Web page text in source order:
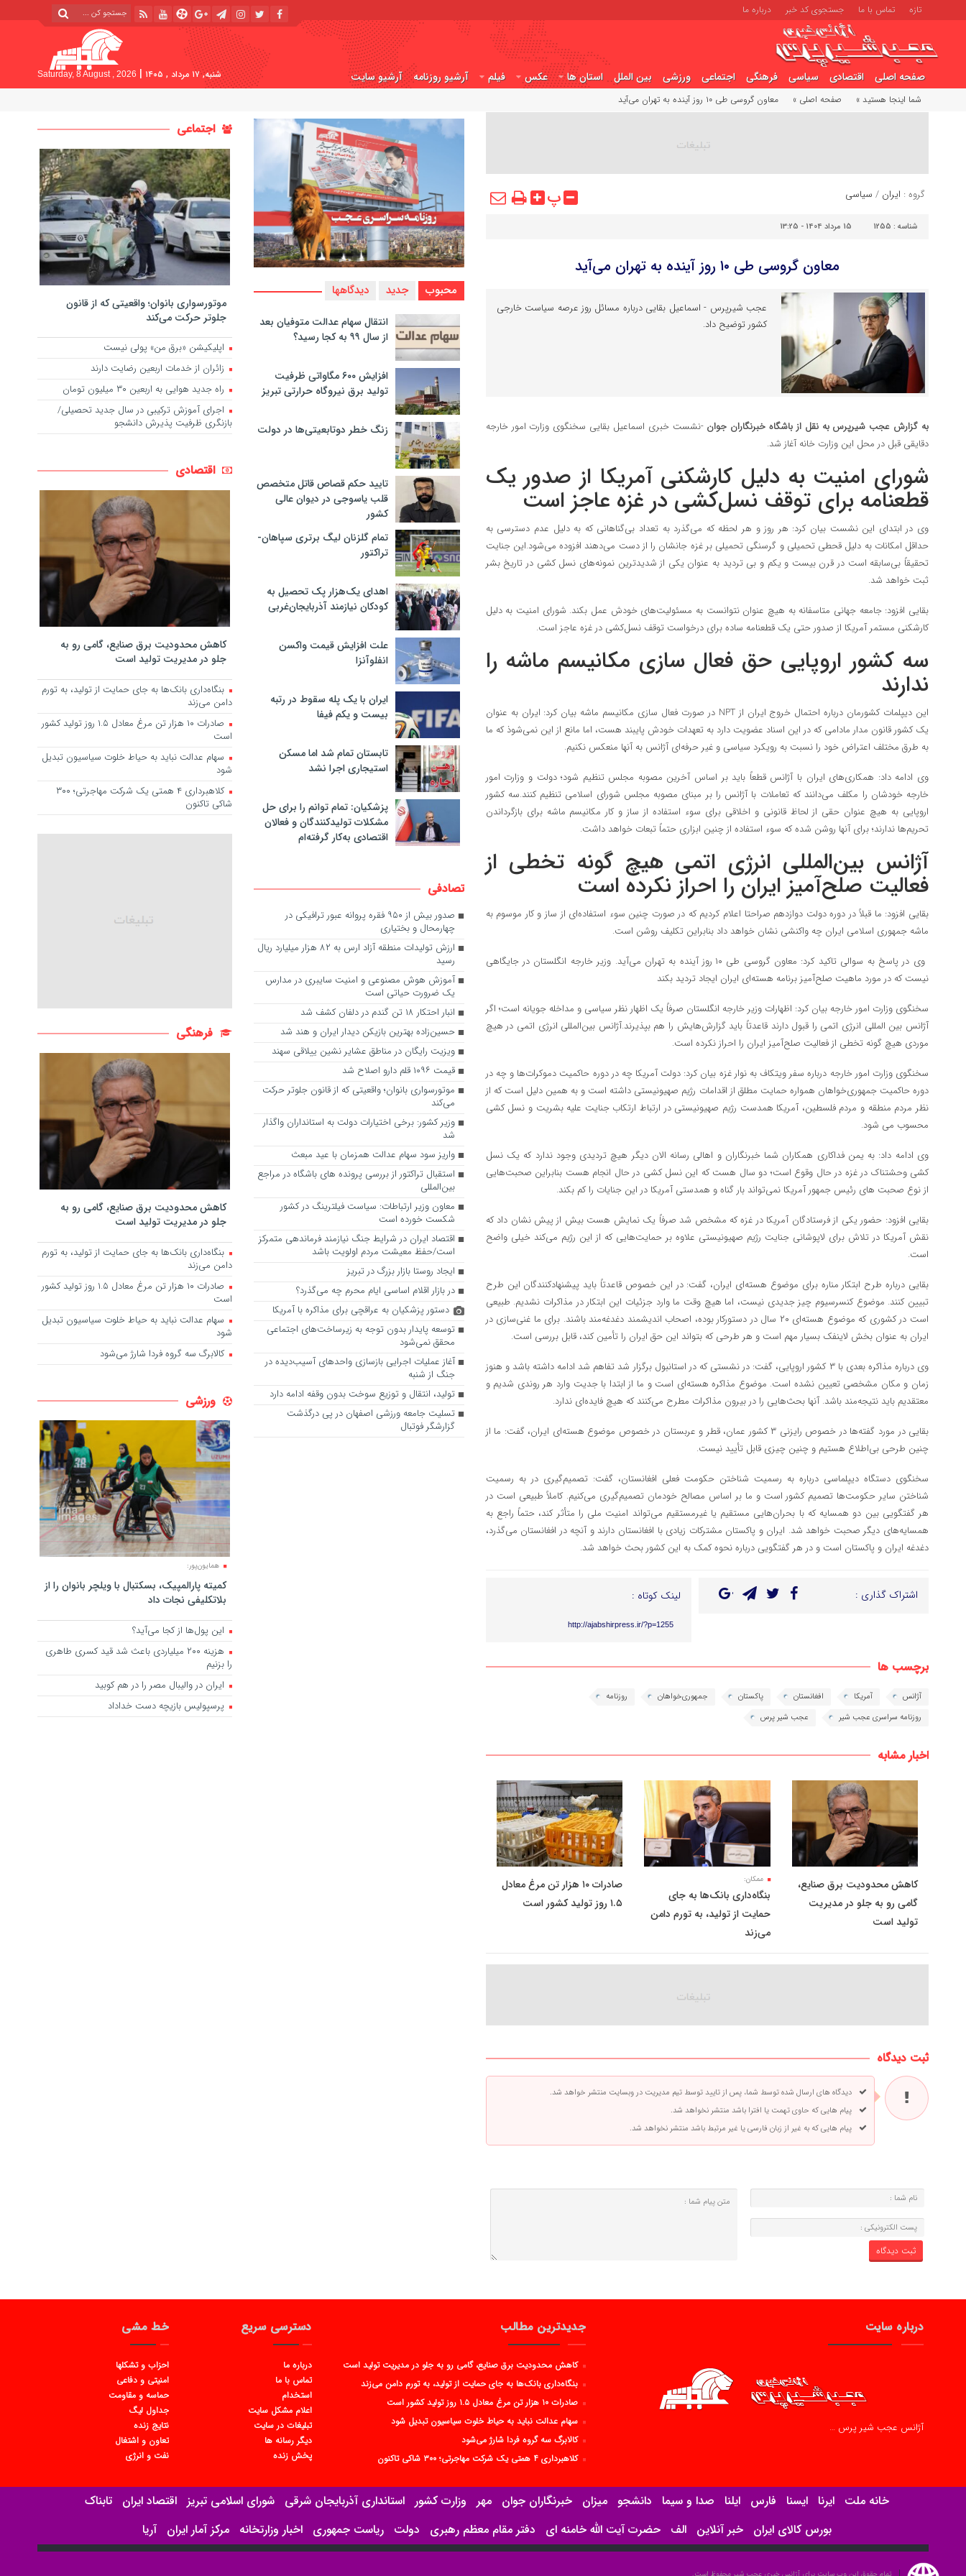
تازه تماس با ما جستجوی کد خبر درباره ما
صفحه اصلی اقتصادی سیاسی فرهنگی اجتماعی ورزشی بین الملل استان ها عکس فیلم آرشیو روزنامه آرشیو سایت شنبه, ۱۷ مرداد , ۱۴۰۵ |
Saturday, 8 August , 2026
شما اینجا هستید » صفحه اصلی » معاون گروسی طی ۱۰ روز آینده به تهران می‌آید
گروه : ایران / سیاسی پ
شناسه : 1255 15 مرداد 1404 - 13:25
معاون گروسی طی ۱۰ روز آینده به تهران می‌آید
عجب شیرپرس - اسماعیل بقایی درباره مسائل روز عرصه سیاست خارجی
کشور توضیح داد.
به گزارش عجب شیرپرس به نقل از باشگاه خبرنگاران جوان -نشست خبری اسماعیل بقایی سخنگوی وزارت امور خارجه
دقایقی قبل در محل این وزارت خانه آغاز شد.
شورای امنیت به دلیل کارشکنی آمریکا از صدور یک
قطعنامه برای توقف نسل‌کشی در غزه عاجز است
وی در ابتدای این نشست بیان کرد: هر روز و هر لحظه که می‌گذرد به تعداد بی‌گناهانی که به دلیل عدم دسترسی به
حداقل امکانات به دلیل قحطی تحمیلی و گرسنگی تحمیلی بر غزه جانشان را از دست می‌دهند افزوده می‌شود.این جنایت
تحقیقاً بی‌سابقه است در قرن بیست و یکم و بی تردید به عنوان یکی از شدیدترین نمونه‌های نسل کشی در تاریخ بشر
ثبت خواهد شد.
بقایی افزود: جامعه جهانی متاسفانه به هیچ عنوان نتوانست به مسئولیت‌های خودش عمل بکند. شورای امنیت به دلیل
کارشکنی مستمر آمریکا از صدور حتی یک قطعنامه ساده برای درخواست توقف نسل‌کشی در غزه عاجز است.
سه کشور اروپایی حق فعال سازی مکانیسم ماشه را
ندارند
این دیپلمات کشورمان درباره احتمال خروج ایران از NPT در صورت فعال سازی مکانیسم ماشه بیان کرد: ایران به عنوان
یک کشور قانون مدار مادامی که در این اسناد عضویت دارد به تعهدات خودش پایبند هست، اما مانع از این نمی‌شوذ که ما
به طرق مختلف اعتراض خود را نسبت به رویکرد سیاسی و غیر حرفه‌ای آژانس به آنها منعکس نکنیم.
وی ادامه داد: همکاری‌های ایران با آژانس قطعاً باید بر اساس آخرین مصوبه مجلس تنظیم شود؛ دولت و وزارت امور
خارجه خودشان را مکلف می‌دانند که تعاملات با آژانس را بر مبنای مصوبه مجلس شورای اسلامی تنظیم کنند.سه کشور
اروپایی به هیچ عنوان حقی از لحاظ قانونی و اخلاقی برای سوء استفاده از ساز و کار مکانیسم ماشه برای بازگرداندن
تحریم‌ها ندارند؛ برای آنها روشن شده که سوء استفاده از چنین ابزاری حتماً تبعات خواهد داشت.
آژانس بین‌المللی انرژی اتمی هیچ گونه تخطی از
فعالیت صلح‌آمیز ایران را احراز نکرده است
بقایی افزود: ما قبلاً در دوره دولت دوازدهم صراحتا اعلام کردیم که در صورت چنین سوء استفاده‌ای از ساز و کار موسوم به
ماشه جمهوری اسلامی ایران چه واکنشی نشان خواهد داد بنابراین تکلیف روشن است.
وی در پاسخ به سوالی تاکید کرد: معاون گروسی طی ۱۰ روز آینده به تهران می‌آید. وزیر خارجه انگلستان در جایگاهی
نیست که در مورد ماهیت صلح‌آمیز برنامه هسته‌ای ایران ایجاد تردید بکند
سخنگوی وزارت امور خارجه بیان کرد: اظهارات وزیر خارجه انگلستان صرفاً یک اظهار نظر سیاسی و مداخله جویانه است؛ اگر
آژانس بین المللی انرژی اتمی را قبول دارند قاعدتاً باید گزارش‌هایش را هم بپذیرند.آژانس بین‌المللی انرژی اتمی در هیچ
موردی هیچ گونه تخطی از فعالیت صلح‌آمیز ایران را احراز نکرده است.
سخنگوی وزارت امور خارجه درباره سفر ویتکاف به نوار غزه بیان کرد: دولت آمریکا چه در دوره حاکمیت دموکرات‌ها و چه در
دوره حاکمیت جمهوری‌خواهان همواره حمایت مطلق از اقدامات رژیم صهیونیستی داشته است و به همین دلیل است که از
نظر مردم منطقه و مردم فلسطین، آمریکا همدست رژیم صهیونیستی در ارتباط ارتکاب جنایت علیه بشریت و نسل کشی
محسوب می شود.
وی ادامه داد: به یمن فداکاری همکاران شما خبرنگاران و اهالی رسانه الان دیگر هیچ تردیدی وجود ندارد که یک نسل
کشی وحشتناک در غزه در حال وقوع است؛ دو سال هست که این نسل کشی در حال انجام هست بنابراین صحبت‌هایی
از نوع صحبت های رئیس جمهور آمریکا نمی‌تواند بار گناه و همدستی آمریکا در این جنایات را کم بکند.
بقایی افزود: حضور یکی از فرستادگان آمریکا در غزه که مشخص شد صرفاً یک نمایش هست بیش از پیش نشان داد که
نقش آمریکا در تلاش برای لاپوشانی جنایت رژیم صهیونیستی علاوه بر حمایت‌هایی که از این رژیم می‌کند خیلی واضح
است.
بقایی درباره طرح ابتکار مناره برای موضوع هسته‌ای ایران، گفت: در این خصوص قاعدتاً باید پیشنهادکنندگان این طرح
تبیین کنند. موضوع کنسرسیوم چیز جدیدی نیست، اما هیچ وقت ما وارد جزئیات این ابتکار در مذاکرات نشدیم. طبیعی
است در کشوری که موضوع هسته‌ای ۲۰ سال در دستورکار بوده، اصحاب اندیشمند دغدغه‌مند باشند. برای ما غنی‌سازی در
ایران به عنوان بخش لاینفک بسیار مهم است و هر طرحی که بتواند این حق ایران را تأمین کند، قابل بررسی است.
وی درباره مذاکره بعدی با ۳ کشور اروپایی، گفت: در نشستی که در استانبول برگزار شد تفاهم شد ادامه داشته باشد و هنوز
زمان و مکان مشخصی تعیین نشده است. موضوع مذاکره هسته‌ای است و ما از ابتدا با جدیت وارد هر روندی شدیم و
معتقدیم باید نتیجه‌مند باشد. آنها بحث‌هایی را در بیرون مذاکرات مطرح می‌کنند که هیچ فایده‌ای ندارد.
بقایی در مورد گفته‌ها در خصوص رایزنی ۳ کشور عمان، قطر و عربستان در خصوص موضوع هسته‌ای ایران، گفت: ما از
چنین طرحی بی‌اطلاع هستیم و چنین چیزی قابل تأیید نیست.
سخنگوی دستگاه دیپلماسی درباره به رسمیت شناختن حکومت فعلی افغانستان، گفت: تصمیم‌گیری در به رسمیت
شناختن سایر حکومت‌ها تصمیم کشور است و ما بر اساس مصالح خودمان تصمیم‌گیری می‌کنیم. کاملاً طبیعی است در
هر گفتگویی بین دو همسایه که با بحران‌هایی مستقیم یا غیرمستقیم می‌تواند امنیت ملی را متأثر کند، حتماً راجع به
همسایه‌های دیگر صحبت خواهد شد. ایران و پاکستان مشترکات زیادی با افغانستان دارند و آنچه در افغانستان می‌گذرد،
دغدغه ایران و پاکستان است و در هر گفتگویی درباره نحوه کمک به این کشور بحث خواهد شد.
اشتراک گذاری : لینک کوتاه :
http://ajabshirpress.ir/?p=1255
برچسب ها
آژانس آمریکا افغانستان پاکستان جمهوری‌خواهان
روزنامه
روزنامه سراسری عجب شیر
عجب شیر پرس
اخبار مشابه
کاهش محدودیت برق صنایع،
گامی رو به جلو در مدیریت
تولید است
ممکان:
بنگاه‌داری بانک‌ها به جای
حمایت از تولید، به تورم دامن
می‌زند
صادرات ۱۰ هزار تن مرغ معادل
۱.۵ روز تولید کشور است
ثبت دیدگاه
دیدگاه های ارسال شده توسط شما، پس از تایید توسط تیم مدیریت در وبسایت منتشر خواهد شد.
پیام هایی که حاوی تهمت یا افترا باشد منتشر نخواهد شد.
پیام هایی که به غیر از زبان فارسی یا غیر مرتبط باشد منتشر نخواهد شد.
محبوب جدید دیدگاهها
انتقال سهام عدالت متوفیان بعد
از سال ۹۹ به کجا رسید؟
افزایش ۶۰۰ مگاواتی ظرفیت
تولید برق نیروگاه حرارتی تبریز
زنگ خطر دوتابعیتی‌ها در دولت
تایید حکم قصاص قاتل متخصص
قلب یاسوجی در دیوان عالی
کشور
تمام گلزنان لیگ‌ برتری سپاهان-
تراکتور
اهدای یک‌هزار پک تحصیل به
کودکان نیازمند آذربایجان‌غربی
علت افزایش قیمت واکسن
انفلوآنزا
ایران با یک پله سقوط در رتبه
بیست و یکم فیفا
تابستان تمام شد اما مسکن
استیجاری اجرا نشد
پزشکیان: تمام توانم را برای حل
مشکلات تولیدکنندگان و فعالان
اقتصادی به‌کار گرفته‌ام
تصادفی
صدور بیش از ۹۵۰ فقره پروانه عبور ترافیکی در
چهارمحال و بختیاری
ارزش تولیدات منطقه آزاد ارس به ۸۲ هزار میلیارد ریال
رسید
آموزش هوش مصنوعی و امنیت سایبری در مدارس
یک ضرورت حیاتی است
انبار احتکار ۱۸ تن گندم در دلفان کشف شد
حسین‌زاده بهترین بازیکن دیدار ایران و هند شد
ویزیت رایگان در مناطق عشایر نشین ییلاقی سهند
قیمت ۱۰۹۶ قلم دارو اصلاح شد
موتورسواری بانوان؛ واقعیتی که از قانون جلوتر حرکت
می‌کند
وزیر کشور: برخی اختیارات دولت به استانداران واگذار
شد
واریز سود سهام عدالت همزمان با عید مبعث
استقبال تراکتور از بررسی پرونده های باشگاه در مراجع
بین‌المللی
معاون وزیر ارتباطات: سیاست فیلترینگ در کشور
شکست خورده است
اقتصاد ایران در شرایط جنگ نیازمند فرماندهی متمرکز
است/حفظ معیشت مردم اولویت باشد
ایجاد روستا بازار بزرگ در تبریز
در بازار اقلام اساسی ایام محرم چه می‌گذرد؟
دستور پزشکیان به عراقچی برای مذاکره با آمریکا
توسعه پایدار بدون توجه به زیرساخت‌های اجتماعی
محقق نمی‌شود
آغاز عملیات اجرایی بازسازی واحد‌های آسیب‌دیده در
جنگ از شنبه
تولید، انتقال و توزیع سوخت بدون وقفه ادامه دارد
تسلیت جامعه ورزشی اصفهان در پی درگذشت
گزارشگر فوتبال
اجتماعی
موتورسواری بانوان؛ واقعیتی که از قانون
جلوتر حرکت می‌کند
اپلیکیشن «برق من» پولی نیست
زائران از خدمات اربعین رضایت دارند
راه جدید هوایی به اربعین ۳۰ میلیون تومان
اجرای آموزش ترکیبی در سال جدید تحصیلی/
بازنگری ظرفیت پذیرش دانشجو
اقتصادی
کاهش محدودیت برق صنایع، گامی رو به
جلو در مدیریت تولید است
بنگاه‌داری بانک‌ها به جای حمایت از تولید، به تورم
دامن می‌زند
صادرات ۱۰ هزار تن مرغ معادل ۱.۵ روز تولید کشور
است
سهام عدالت نباید به حیاط خلوت سیاسیون تبدیل
شود
کلاهبرداری ۴ همتی یک شرکت مهاجرتی؛ ۳۰۰
شاکی تاکنون
فرهنگی
کاهش محدودیت برق صنایع، گامی رو به
جلو در مدیریت تولید است
بنگاه‌داری بانک‌ها به جای حمایت از تولید، به تورم
دامن می‌زند
صادرات ۱۰ هزار تن مرغ معادل ۱.۵ روز تولید کشور
است
سهام عدالت نباید به حیاط خلوت سیاسیون تبدیل
شود
کالابرگ سه گروه فردا شارژ می‌شود
ورزشی
همایون‌پور:
کمیته پارالمپیک، بسکتبال با ویلچر بانوان را از
بلاتکلیفی نجات داد
این پول‌ها از کجا می‌آید؟
هزینه ۲۰۰ میلیاردی باعث شد قید کسری طاهری
را بزنیم
ایران در والیبال مصر را در هم کوبید
پرسپولیس بازیچه دست خداداد
درباره سایت
آژانس عجب شیر پرس …
جدیدترین مطالب
کاهش محدودیت برق صنایع، گامی رو به جلو در مدیریت تولید است
بنگاه‌داری بانک‌ها به جای حمایت از تولید، به تورم دامن می‌زند
صادرات ۱۰ هزار تن مرغ معادل ۱.۵ روز تولید کشور است
سهام عدالت نباید به حیاط خلوت سیاسیون تبدیل شود
کالابرگ سه گروه فردا شارژ می‌شود
کلاهبرداری ۴ همتی یک شرکت مهاجرتی؛ ۳۰۰ شاکی تاکنون
دسترسی سریع
درباره ما
تماس با ما
استخدام
اعلام مشکل سایت
تبلیغات در سایت
دیگر رسانه ها
پخش زنده
خط مشی
احزاب و تشکلها
امنیتی و دفاعی
حماسه و مقاومت
جداول لیگ
نتایج زنده
تعاون و اشتغال
نفت و انرژی
خانه ملت ایرنا ایسنا فارس ایلنا صدا و سیما دانشجو میزان خبرنگاران جوان مهر وزارت کشور استانداری آذربایجان شرقی شورای اسلامی تبریز اقتصاد ایران
تابناک
بورس کالای ایران
خبر آنلاین الف حضرت آیت الله خامنه ای دفتر مقام معظم رهبری دولت ریاست جمهوری اخبار وزارتخانه مرکز آمار ایران آریا